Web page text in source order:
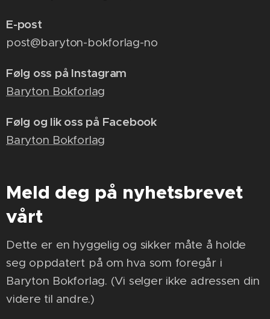
E-post
post@baryton-bokforlag-no
Følg oss på Instagram
Baryton Bokforlag
Følg og lik oss på Facebook
Baryton Bokforlag
Meld deg på nyhetsbrevet
vårt
Dette er en hyggelig og sikker måte å holde
seg oppdatert på om hva som foregår i
Baryton Bokforlag. (Vi selger ikke adressen din
videre til andre.)